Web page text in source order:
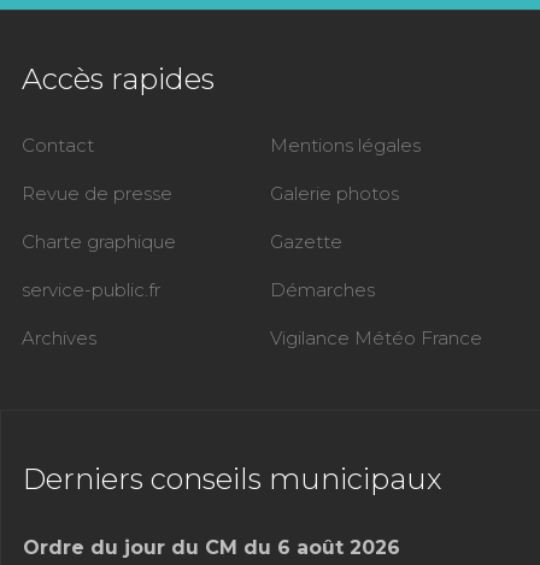
Accès rapides
Contact Mentions légales
Revue de presse Galerie photos
Charte graphique Gazette
service-public.fr Démarches
Archives Vigilance Météo France
Derniers conseils municipaux
Ordre du jour du CM du 6 août 2026